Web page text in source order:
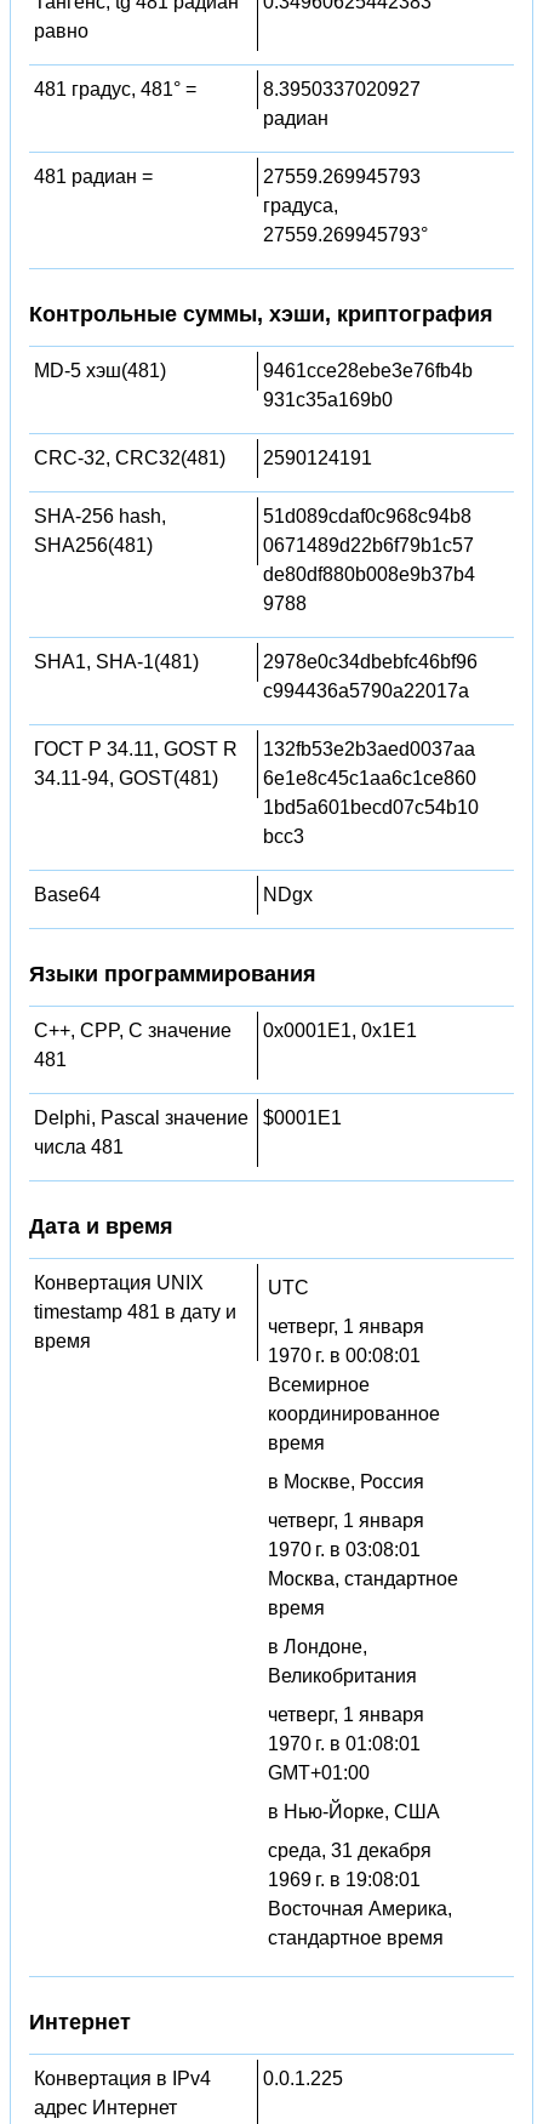
равно
481 градус, 481° =
8.3950337020927
радиан
481 радиан =
27559.269945793
градуса,
27559.269945793°
Контрольные суммы, хэши, криптография
MD-5 хэш(481)
9461cce28ebe3e76fb4b
931c35a169b0
CRC-32, CRC32(481) 2590124191
SHA-256 hash,
SHA256(481)
51d089cdaf0c968c94b8
0671489d22b6f79b1c57
de80df880b008e9b37b4
9788
SHA1, SHA-1(481)
2978e0c34dbebfc46bf96
c994436a5790a22017a
ГОСТ Р 34.11, GOST R
34.11-94, GOST(481)
132fb53e2b3aed0037aa
6e1e8c45c1aa6c1ce860
1bd5a601becd07c54b10
bcc3
Base64 NDgx
Языки программирования
C++, CPP, C значение
481
0x0001E1, 0x1E1
Delphi, Pascal значение
числа 481
$0001E1
Дата и время
Конвертация UNIX
timestamp 481 в дату и
время
UTC
четверг, 1 января
1970 г. в 00:08:01
Всемирное
координированное
время
в Москве, Россия
четверг, 1 января
1970 г. в 03:08:01
Москва, стандартное
время
в Лондоне,
Великобритания
четверг, 1 января
1970 г. в 01:08:01
GMT+01:00
в Нью-Йорке, США
среда, 31 декабря
1969 г. в 19:08:01
Восточная Америка,
стандартное время
Интернет
Конвертация в IPv4
адрес Интернет
0.0.1.225